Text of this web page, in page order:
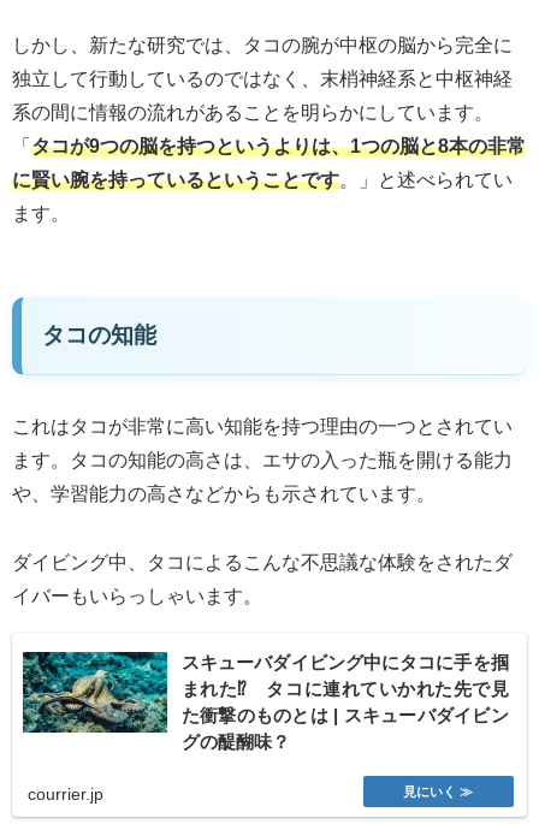
しかし、新たな研究では、タコの腕が中枢の脳から完全に
独立して行動しているのではなく、末梢神経系と中枢神経
系の間に情報の流れがあることを明らかにしています。
「 タコが9つの脳を持つというよりは、1つの脳と8本の非常
に賢い腕を持っているということです。」と述べられてい
ます。
タコの知能
これはタコが非常に高い知能を持つ理由の一つとされてい
ます。タコの知能の高さは、エサの入った瓶を開ける能力
や、学習能力の高さなどからも示されています。
ダイビング中、タコによるこんな不思議な体験をされたダ
イバーもいらっしゃいます。
スキューバダイビング中にタコに手を掴
まれた⁉ タコに連れていかれた先で見
た衝撃のものとは | スキューバダイビン
グの醍醐味？
courrier.jp